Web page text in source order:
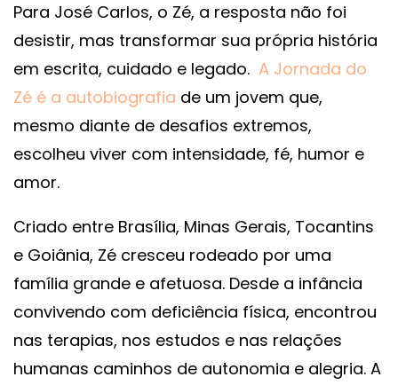
Para José Carlos, o Zé, a resposta não foi
desistir, mas transformar sua própria história
em escrita, cuidado e legado. A Jornada do
Zé é a autobiografia de um jovem que,
mesmo diante de desafios extremos,
escolheu viver com intensidade, fé, humor e
amor.
Criado entre Brasília, Minas Gerais, Tocantins
e Goiânia, Zé cresceu rodeado por uma
família grande e afetuosa. Desde a infância
convivendo com deficiência física, encontrou
nas terapias, nos estudos e nas relações
humanas caminhos de autonomia e alegria. A